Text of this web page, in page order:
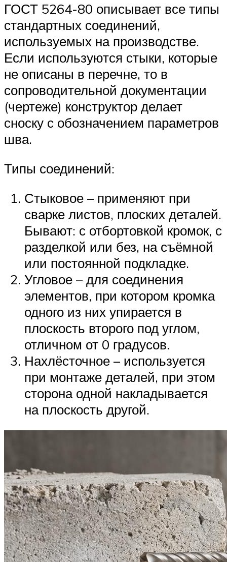
ГОСТ 5264-80 описывает все типы
стандартных соединений,
используемых на производстве.
Если используются стыки, которые
не описаны в перечне, то в
сопроводительной документации
(чертеже) конструктор делает
сноску с обозначением параметров
шва.
Типы соединений:
Стыковое – применяют при
сварке листов, плоских деталей.
Бывают: с отбортовкой кромок, с
разделкой или без, на съёмной
или постоянной подкладке.
Угловое – для соединения
элементов, при котором кромка
одного из них упирается в
плоскость второго под углом,
отличном от 0 градусов.
Нахлёсточное – используется
при монтаже деталей, при этом
сторона одной накладывается
на плоскость другой.